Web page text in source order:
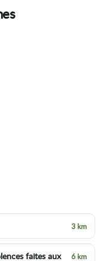
3 km
faites aux 6 km